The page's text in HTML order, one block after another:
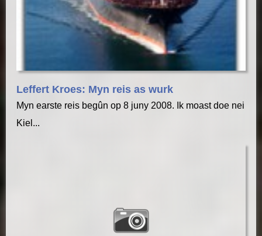
Leffert Kroes: Myn reis as wurk
Myn earste reis begûn op 8 juny 2008. Ik moast doe nei
Kiel...